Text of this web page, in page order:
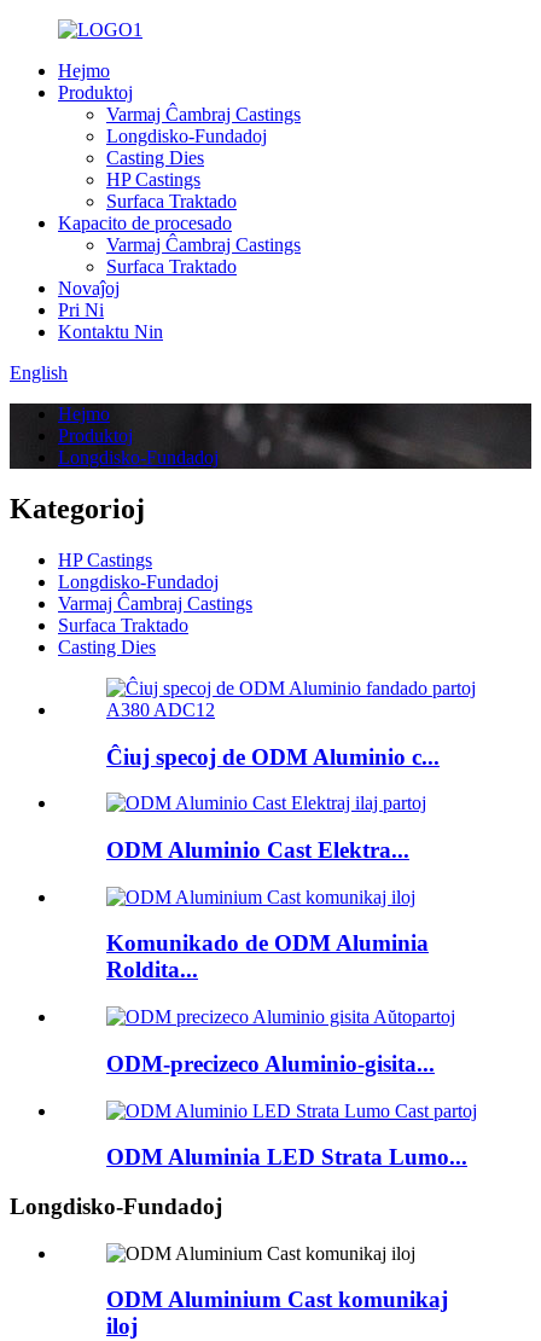
Hejmo
Produktoj
Varmaj Ĉambraj Castings
Longdisko-Fundadoj
Casting Dies
HP Castings
Surfaca Traktado
Kapacito de procesado
Varmaj Ĉambraj Castings
Surfaca Traktado
Novaĵoj
Pri Ni
Kontaktu Nin
English
Hejmo
Produktoj
Longdisko-Fundadoj
Kategorioj
HP Castings
Longdisko-Fundadoj
Varmaj Ĉambraj Castings
Surfaca Traktado
Casting Dies
Ĉiuj specoj de ODM Aluminio c...
ODM Aluminio Cast Elektra...
Komunikado de ODM Aluminia
Roldita...
ODM-precizeco Aluminio-gisita...
ODM Aluminia LED Strata Lumo...
Longdisko-Fundadoj
ODM Aluminium Cast komunikaj
iloj